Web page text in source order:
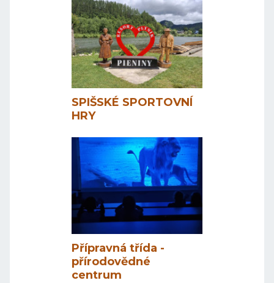
SPIŠSKÉ SPORTOVNÍ
HRY
Přípravná třída -
přírodovědné
centrum